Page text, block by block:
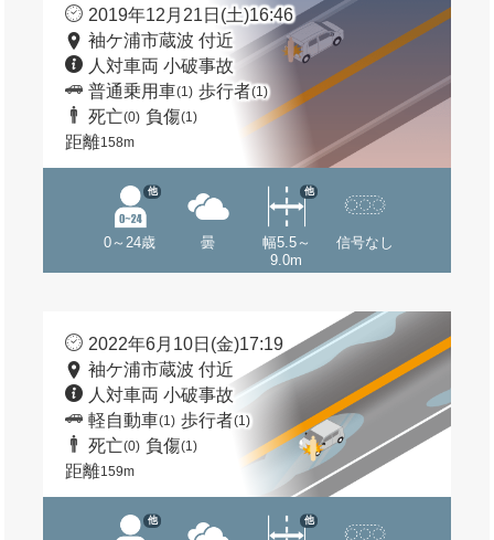
2019年12月21日(土)16:46
袖ケ浦市蔵波 付近
人対車両 小破事故
普通乗用車(1) 歩行者(1)
死亡(0) 負傷(1)
距離158m
0～24歳
他
曇
幅5.5～
9.0m
他
信号なし
2022年6月10日(金)17:19
袖ケ浦市蔵波 付近
人対車両 小破事故
軽自動車(1) 歩行者(1)
死亡(0) 負傷(1)
距離159m
他 他